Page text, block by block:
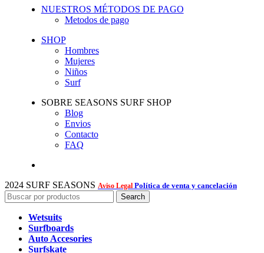
NUESTROS MÉTODOS DE PAGO
Metodos de pago
SHOP
Hombres
Mujeres
Niños
Surf
SOBRE SEASONS SURF SHOP
Blog
Envios
Contacto
FAQ
2024 SURF SEASONS Aviso Legal Política de venta y cancelación
Search
Wetsuits
Surfboards
Auto Accesories
Surfskate